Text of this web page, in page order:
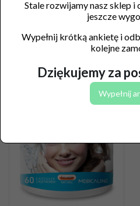
Dodaj do koszyka
Stale rozwijamy nasz sklep i
jeszcze
Wypełnij krótką ankietę i
kolejne
Dziękujemy za
Wypełnij